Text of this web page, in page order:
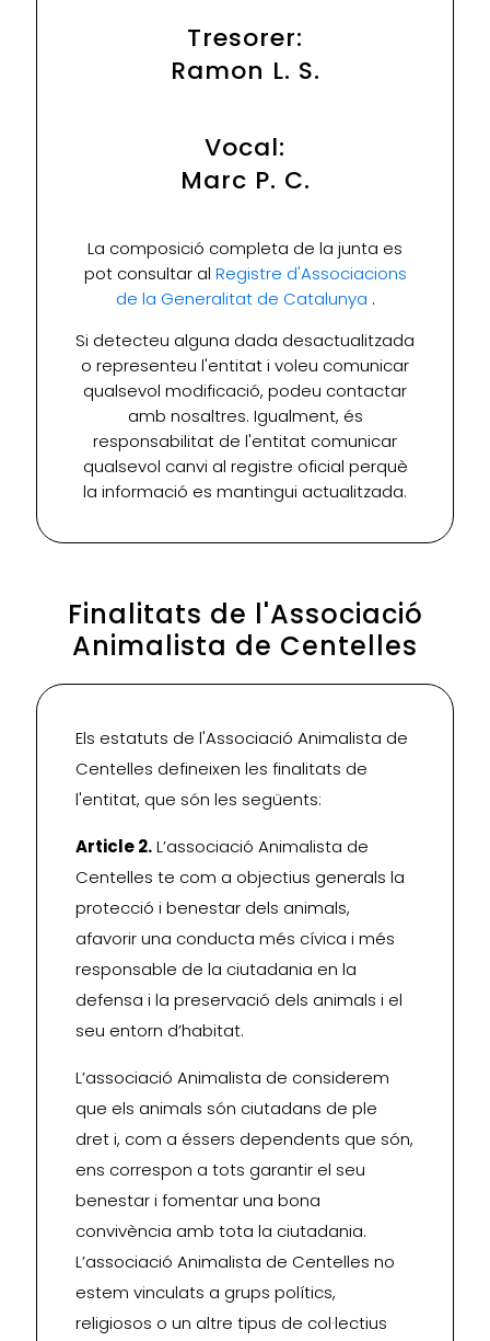
Tresorer:
Ramon L. S.
Vocal:
Marc P. C.
La composició completa de la junta es
pot consultar al Registre d'Associacions
de la Generalitat de Catalunya .
Si detecteu alguna dada desactualitzada
o representeu l'entitat i voleu comunicar
qualsevol modificació, podeu contactar
amb nosaltres. Igualment, és
responsabilitat de l'entitat comunicar
qualsevol canvi al registre oficial perquè
la informació es mantingui actualitzada.
Finalitats de l'Associació
Animalista de Centelles
Els estatuts de l'Associació Animalista de
Centelles defineixen les finalitats de
l'entitat, que són les següents:
Article 2.L’associació Animalista de
Centelles te com a objectius generals la
protecció i benestar dels animals,
afavorir una conducta més cívica i més
responsable de la ciutadania en la
defensa i la preservació dels animals i el
seu entorn d’habitat.
L’associació Animalista de considerem
que els animals són ciutadans de ple
dret i, com a éssers dependents que són,
ens correspon a tots garantir el seu
benestar i fomentar una bona
convivència amb tota la ciutadania.
L’associació Animalista de Centelles no
estem vinculats a grups polítics,
religiosos o un altre tipus de col·lectius